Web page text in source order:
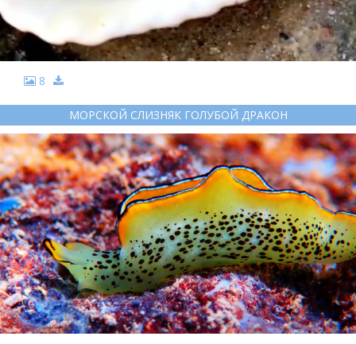
8
МОРСКОЙ СЛИЗНЯК ГОЛУБОЙ ДРАКОН